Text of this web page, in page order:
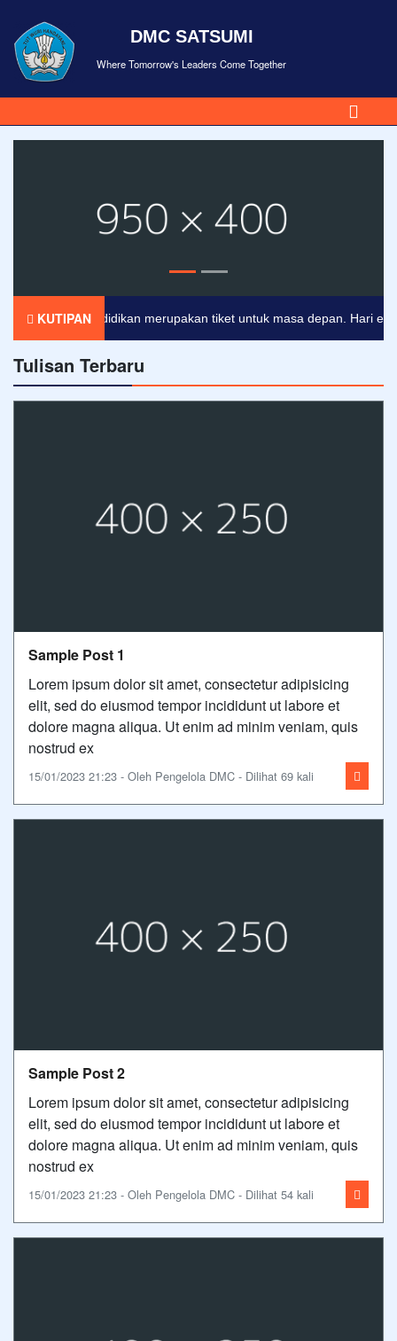
DMC SATSUMI
Where Tomorrow's Leaders Come Together
KUTIPAN
Pendidikan merupakan tiket untuk masa depan. Hari esok
Tulisan Terbaru
Sample Post 1
Lorem ipsum dolor sit amet, consectetur adipisicing
elit, sed do eiusmod tempor incididunt ut labore et
dolore magna aliqua. Ut enim ad minim veniam, quis
nostrud ex
15/01/2023 21:23 - Oleh Pengelola DMC - Dilihat 69 kali
Sample Post 2
Lorem ipsum dolor sit amet, consectetur adipisicing
elit, sed do eiusmod tempor incididunt ut labore et
dolore magna aliqua. Ut enim ad minim veniam, quis
nostrud ex
15/01/2023 21:23 - Oleh Pengelola DMC - Dilihat 54 kali